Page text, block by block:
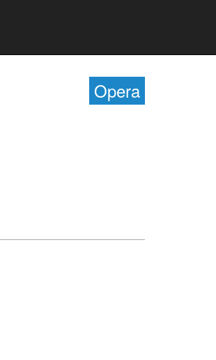
Opera